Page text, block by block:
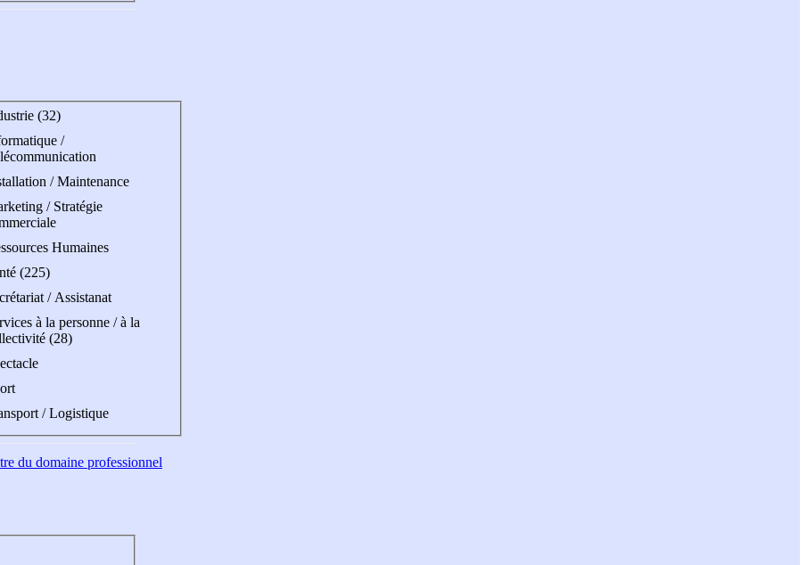
(32)
/
/ Maintenance
/ Stratégie
Humaines
(225)
/ Assistanat
à la personne / à la
(28)
/ Logistique
du domaine professionnel